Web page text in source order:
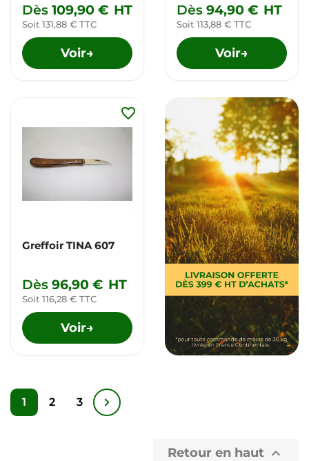
Dès 109,90 € HT
Soit 131,88 € TTC
Voir→
Dès 94,90 € HT
Soit 113,88 € TTC
Voir→
Greffoir TINA 607
Dès 96,90 € HT
Soit 116,28 € TTC
Voir→
favorite_border
1 2 3
Retour en haut 